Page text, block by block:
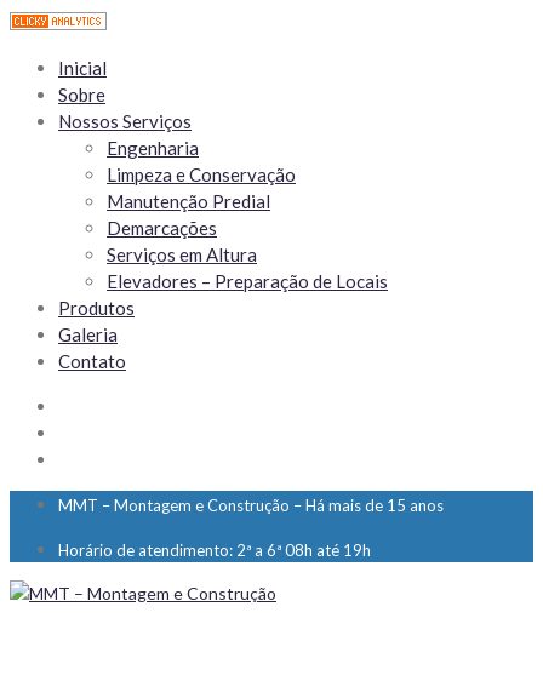
Inicial
Sobre
Nossos Serviços
Engenharia
Limpeza e Conservação
Manutenção Predial
Demarcações
Serviços em Altura
Elevadores – Preparação de Locais
Produtos
Galeria
Contato
MMT – Montagem e Construção – Há mais de 15 anos
Horário de atendimento: 2ª a 6ª 08h até 19h